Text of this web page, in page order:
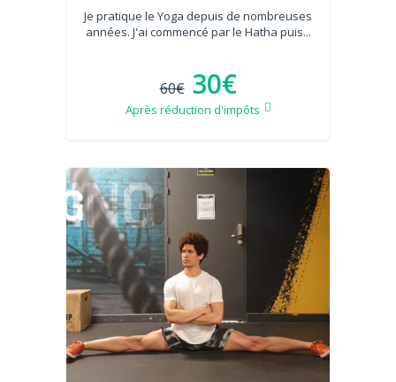
Je pratique le Yoga depuis de nombreuses
années. J'ai commencé par le Hatha puis...
60€ 30€
Après réduction d'impôts